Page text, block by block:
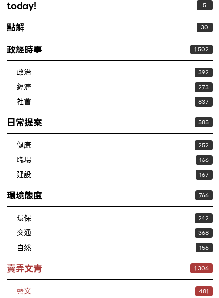
today! 5
點解 30
政經時事 1,502
政治 392
經濟 273
社會 837
日常提案 585
健康 252
職場 166
建設 167
環境態度 766
環保 242
交通 368
自然 156
賣弄文青 1,306
藝文 481